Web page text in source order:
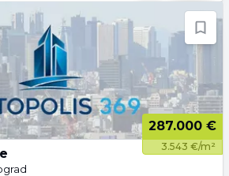
287.000 €
3.543 €/m²